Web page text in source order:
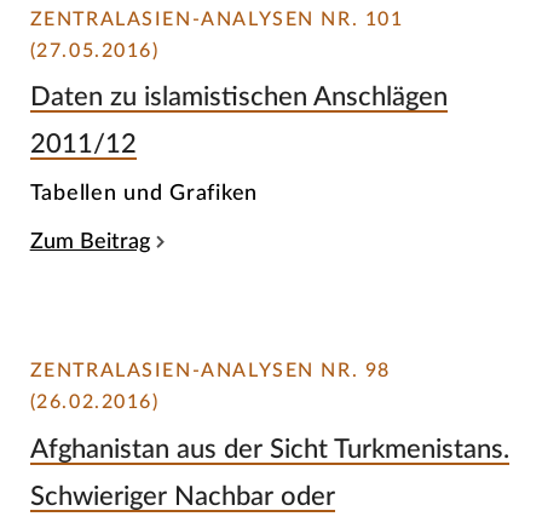
ZENTRALASIEN-ANALYSEN NR. 101
(27.05.2016)
Daten zu islamistischen Anschlägen
2011/12
Tabellen und Grafiken
Zum Beitrag
ZENTRALASIEN-ANALYSEN NR. 98
(26.02.2016)
Afghanistan aus der Sicht Turkmenistans.
Schwieriger Nachbar oder